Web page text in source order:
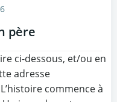
père
ci-dessous, et/ou en
adresse
commence à